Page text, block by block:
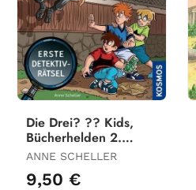
Die Drei? ?? Kids,
Bücherhelden 2.
Klasse, Vorsicht,
ANNE SCHELLER
9,50 €